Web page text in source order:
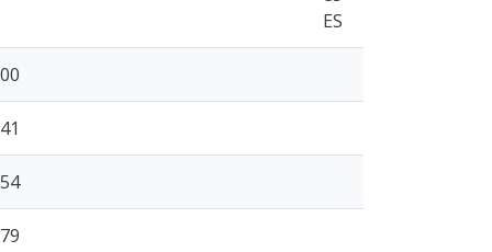
ES